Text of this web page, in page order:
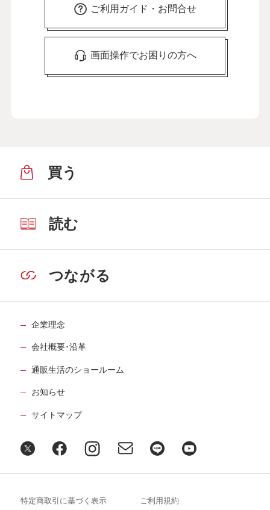
ご利用ガイド・お問合せ
画面操作でお困りの方へ
買う
読む
つながる
企業理念
会社概要･沿革
通販生活のショールーム
お知らせ
サイトマップ
特定商取引に基づく表示 ご利用規約